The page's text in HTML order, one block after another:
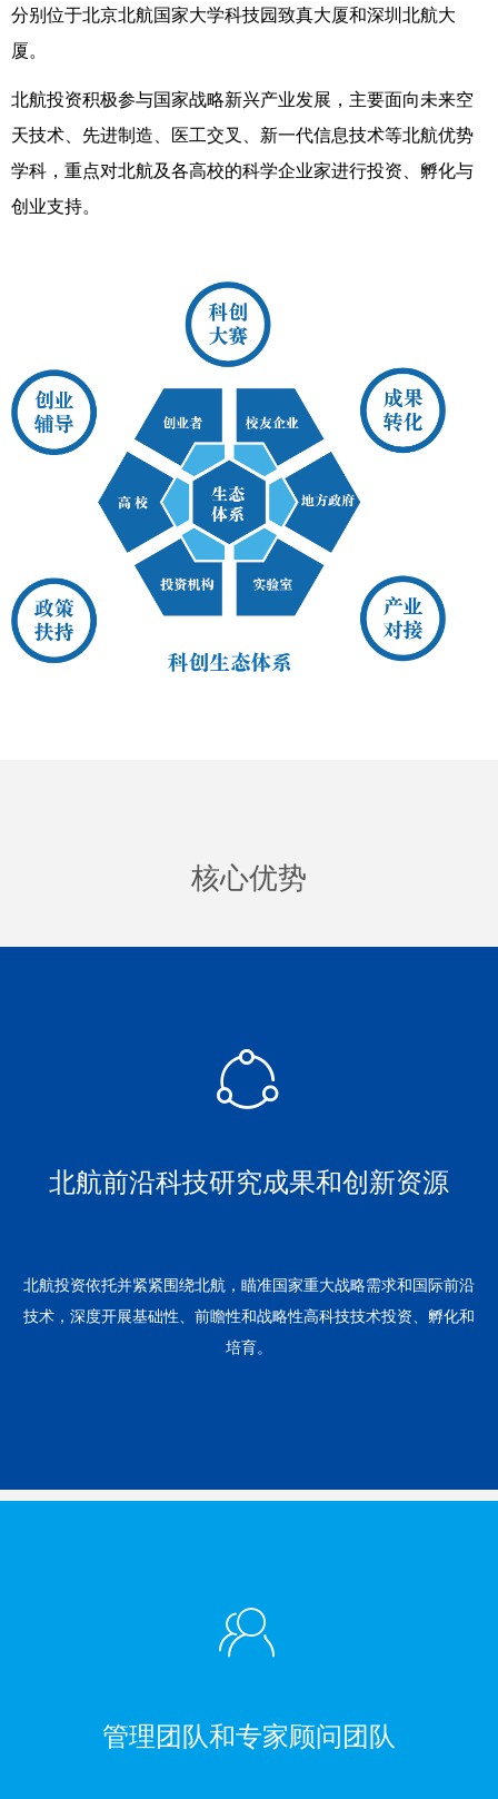
分别位于北京北航国家大学科技园致真大厦和深圳北航大
厦。
北航投资积极参与国家战略新兴产业发展，主要面向未来空
天技术、先进制造、医工交叉、新一代信息技术等北航优势
学科，重点对北航及各高校的科学企业家进行投资、孵化与
创业支持。
核心优势
北航前沿科技研究成果和创新资源
北航投资依托并紧紧围绕北航，瞄准国家重大战略需求和国际前沿
技术，深度开展基础性、前瞻性和战略性高科技技术投资、孵化和
培育。
ꁢ
管理团队和专家顾问团队
ꁘ